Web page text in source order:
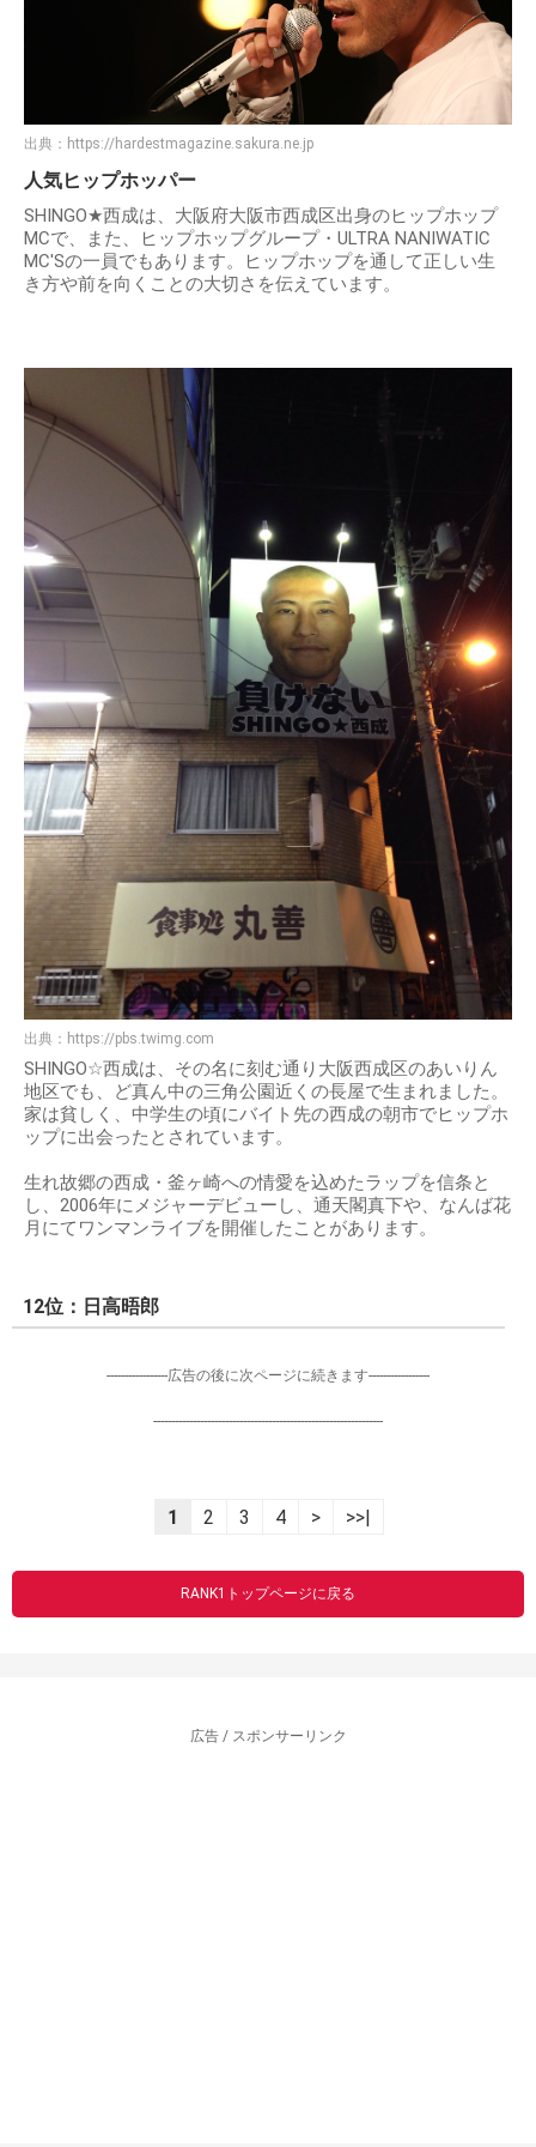
出典： https://hardestmagazine.sakura.ne.jp
人気ヒップホッパー
SHINGO★西成は、大阪府大阪市西成区出身のヒップホップ
MCで、また、ヒップホップグループ・ULTRA NANIWATIC
MC'Sの一員でもあります。ヒップホップを通して正しい生
き方や前を向くことの大切さを伝えています。
出典： https://pbs.twimg.com
SHINGO☆西成は、その名に刻む通り大阪西成区のあいりん
地区でも、ど真ん中の三角公園近くの長屋で生まれました。
家は貧しく、中学生の頃にバイト先の西成の朝市でヒップホ
ップに出会ったとされています。
生れ故郷の西成・釜ヶ崎への情愛を込めたラップを信条と
し、2006年にメジャーデビューし、通天閣真下や、なんば花
月にてワンマンライブを開催したことがあります。
12位：日高晤郎
-----------------広告の後に次ページに続きます-----------------
----------------------------------------------------------------
1 2 3 4 > >>|
RANK1トップページに戻る
広告 / スポンサーリンク